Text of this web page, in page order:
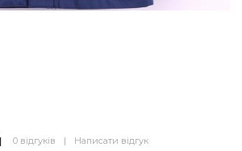
0 відгуків | Написати відгук